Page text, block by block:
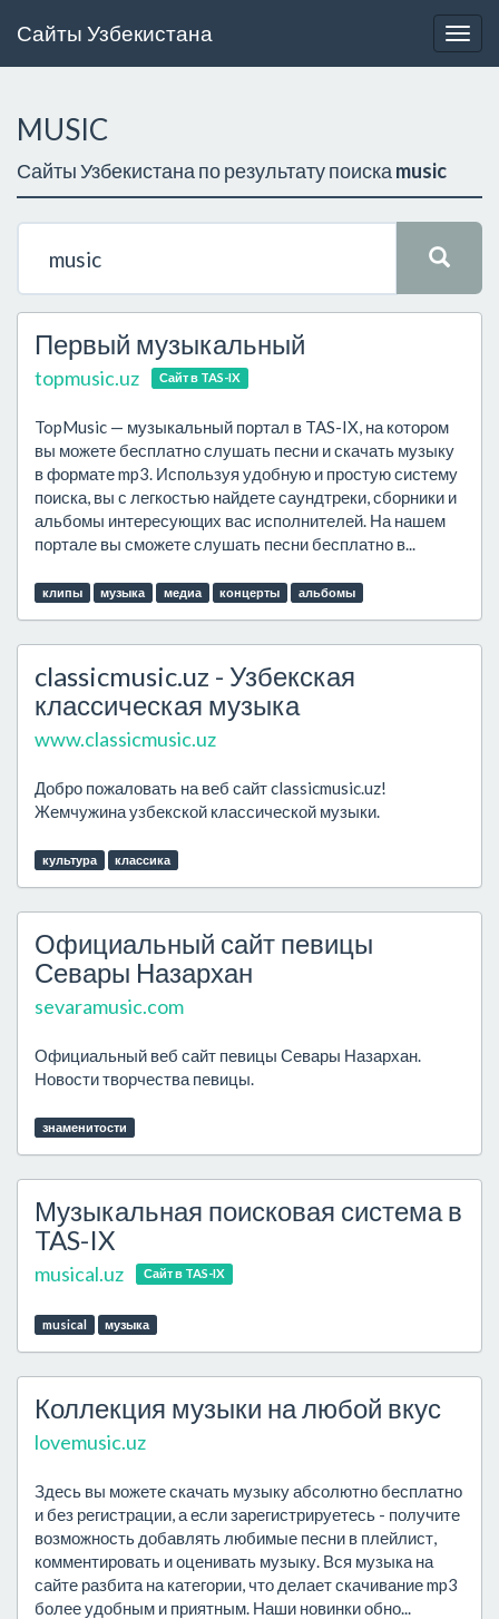
Сайты Узбекистана
MUSIC
Сайты Узбекистана по результату поиска music
Первый музыкальный
topmusic.uz Сайт в TAS-IX
TopMusic — музыкальный портал в TAS-IX, на котором
вы можете бесплатно слушать песни и скачать музыку
в формате mp3. Используя удобную и простую систему
поиска, вы с легкостью найдете саундтреки, сборники и
альбомы интересующих вас исполнителей. На нашем
портале вы сможете слушать песни бесплатно в...
клипы музыка медиа концерты альбомы
classicmusic.uz - Узбекская
классическая музыка
www.classicmusic.uz
Добро пожаловать на веб сайт classicmusic.uz!
Жемчужина узбекской классической музыки.
культура классика
Официальный сайт певицы
Севары Назархан
sevaramusic.com
Официальный веб сайт певицы Севары Назархан.
Новости творчества певицы.
знаменитости
Музыкальная поисковая система в
TAS-IX
musical.uz Сайт в TAS-IX
musical музыка
Коллекция музыки на любой вкус
lovemusic.uz
Здесь вы можете скачать музыку абсолютно бесплатно
и без регистрации, а если зарегистрируетесь - получите
возможность добавлять любимые песни в плейлист,
комментировать и оценивать музыку. Вся музыка на
сайте разбита на категории, что делает скачивание mp3
более удобным и приятным. Наши новинки обно...